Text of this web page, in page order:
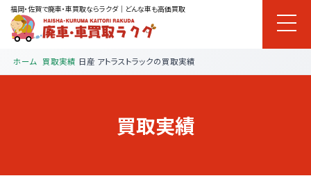
福岡・佐賀で廃車・車買取ならラクダ｜どんな車も高価買取
ホーム 買取実績 日産 アトラストラックの買取実績
買取実績